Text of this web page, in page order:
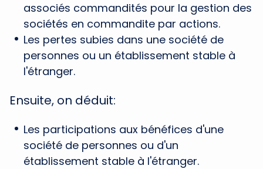
associés commandités pour la gestion des
sociétés en commandite par actions.
Les pertes subies dans une société de
personnes ou un établissement stable à
l'étranger.
Ensuite, on déduit:
Les participations aux bénéfices d'une
société de personnes ou d'un
établissement stable à l'étranger.